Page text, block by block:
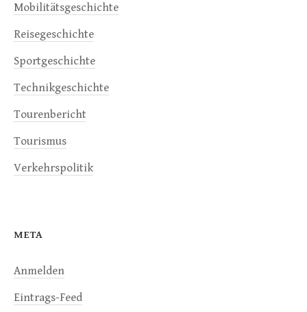
Mobilitätsgeschichte
Reisegeschichte
Sportgeschichte
Technikgeschichte
Tourenbericht
Tourismus
Verkehrspolitik
META
Anmelden
Eintrags-Feed